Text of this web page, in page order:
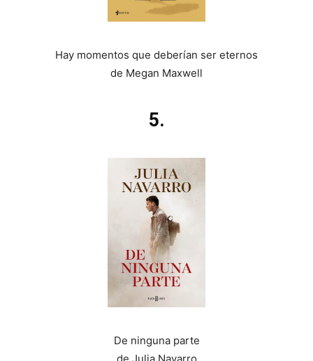
Hay momentos que deberían ser eternos
de Megan Maxwell
5.
De ninguna parte